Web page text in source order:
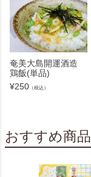
奄美大島開運酒造
鶏飯(単品)
¥250 （税込）
おすすめ商品